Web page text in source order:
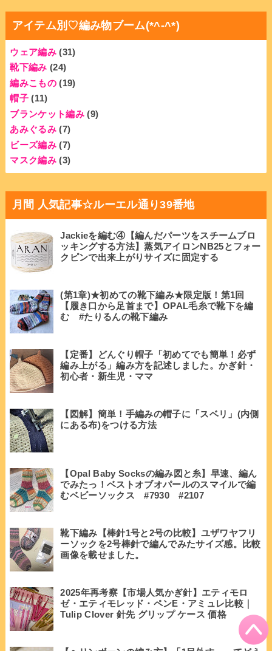
アイテム別♡編み物ブーム(*^-^*)
ウェア編み (31)
靴下編み (24)
編みこもの (19)
帽子 (11)
ブランケット編み (9)
あみぐるみ (7)
ビーズ編み (7)
マスク編み (3)
月間 人気記事☆ルーエル通り39番地
Jackieを編む④【編んだパーツをスチームブロ
ッキングする方法】蒸気アイロンNB25とフォー
クピンで出来上がりサイズに固定する
(第1章)★初めての靴下編み★限定版！第1回
【履き口から足首まで】OPAL毛糸で靴下を編
む #たりるんの靴下編み
【定番】どんぐり帽子「初めてでも簡単！必ず
編み上がる」編み方を記述しました。かぎ針・
初心者・新生児・ママ
【図解】簡単！手編みの帽子に「スベリ」(内側
にある布)をつける方法
【Opal Baby Socksの編み図と糸】早速、編ん
でみたっ！ベストオブオパールのスマイルで編
むベビーソックス #7930 #2107
靴下編み【棒針1号と2号の比較】ユザワヤフリ
ーソックを2号棒針で編んでみたサイズ感。比較
画像を載せました。
2025年再考察【市場人気かぎ針】エティモロ
ゼ・エティモレッド・ペンE・アミュレ比較｜
Tulip Clover 針先 グリップ ケース 価格